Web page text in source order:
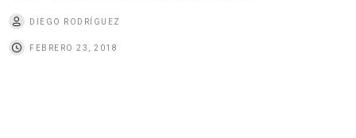
DIEGO RODRÍGUEZ
FEBRERO 23, 2018